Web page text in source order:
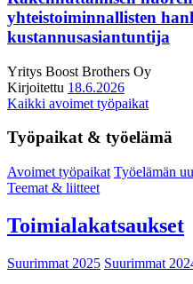
yhteistoiminnallisten
kustannusasiantuntija
Yritys Boost Brothers Oy
Kirjoitettu 18.6.2026
Kaikki avoimet työpaikat
Työpaikat & työelämä
Avoimet työpaikat Työelämän
Teemat & liitteet
Toimialakatsaukset
Suurimmat 2025 Suurimmat